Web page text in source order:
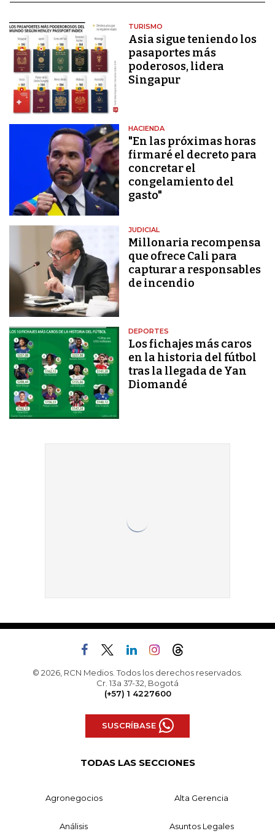
TURISMO
Asia sigue teniendo los
pasaportes más
poderosos, lidera
Singapur
HACIENDA
"En las próximas horas
firmaré el decreto para
concretar el
congelamiento del
gasto"
JUDICIAL
Millonaria recompensa
que ofrece Cali para
capturar a responsables
de incendio
DEPORTES
Los fichajes más caros
en la historia del fútbol
tras la llegada de Yan
Diomandé
© 2026, RCN Medios. Todos los derechos reservados.
Cr. 13a 37-32, Bogotá
(+57) 1 4227600
SUSCRÍBASE
TODAS LAS SECCIONES
Agronegocios Alta Gerencia
Análisis Asuntos Legales